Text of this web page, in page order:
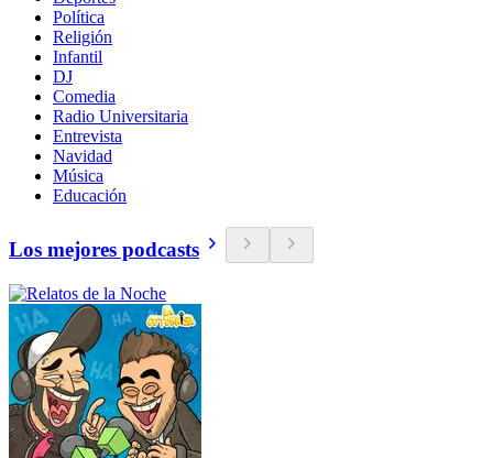
Política
Religión
Infantil
DJ
Comedia
Radio Universitaria
Entrevista
Navidad
Música
Educación
Los mejores podcasts